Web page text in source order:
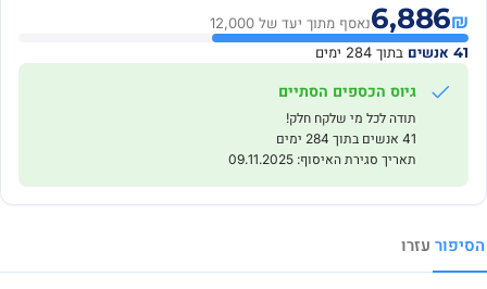
הסיפור עזרו
₪
6,886נאסף מתוך יעד של 12,000
41 אנשים
בתוך 284 ימים
גיוס הכספים הסתיים
תודה לכל מי שלקח חלק!
41 אנשים בתוך 284 ימים
תאריך סגירת האיסוף: 09.11.2025